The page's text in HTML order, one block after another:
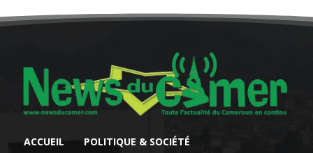
ACCUEIL POLITIQUE & SOCIÉTÉ